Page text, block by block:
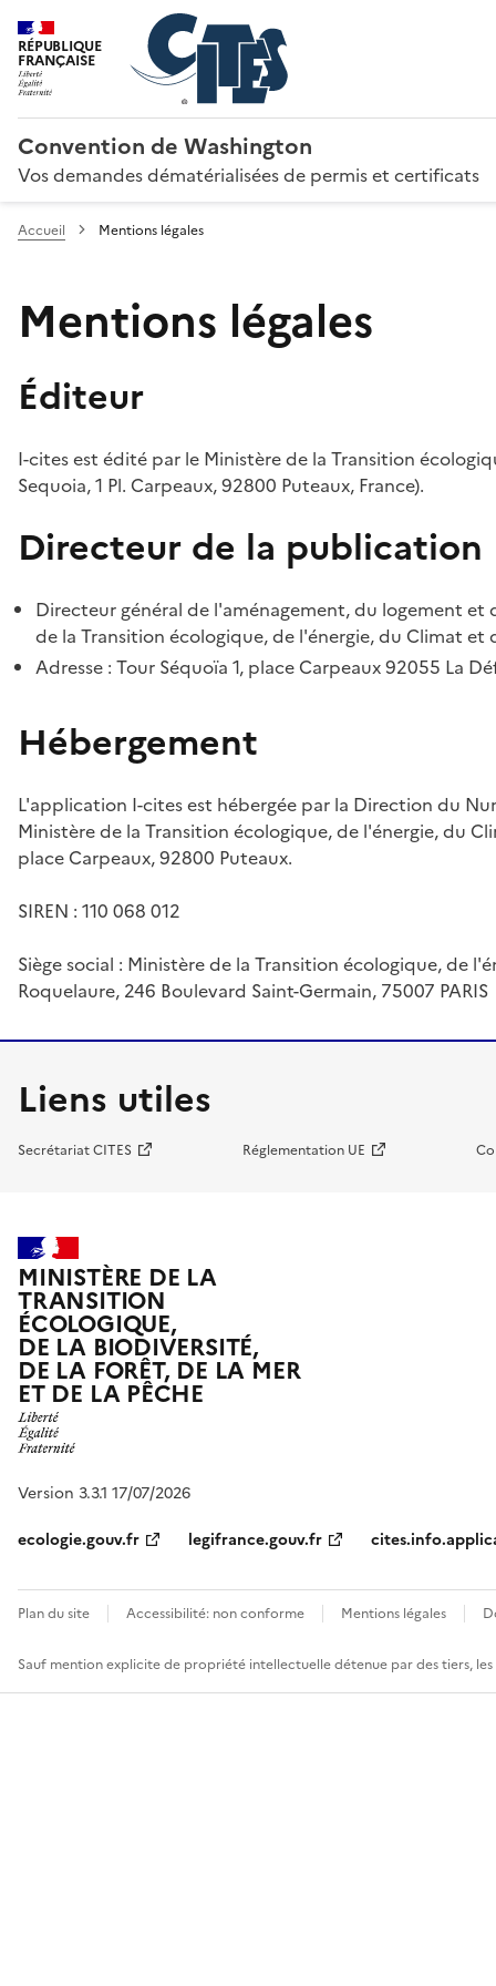
RÉPUBLIQUE
FRANÇAISE
Convention de Washington
Vos demandes dématérialisées de permis et certificats
Accueil Mentions légales
Mentions légales
Éditeur
I-cites est édité par le Ministère de la Transition
Sequoia, 1 Pl. Carpeaux, 92800 Puteaux, France).
Directeur de la publication
Directeur général de l'aménagement, du logement
de la Transition écologique, de l'énergie, du Climat et
Adresse : Tour Séquoïa 1, place Carpeaux 92055 La
Hébergement
L'application I-cites est hébergée par la Direction du
Ministère de la Transition écologique, de l'énergie, du
place Carpeaux, 92800 Puteaux.
SIREN : 110 068 012
Siège social : Ministère de la Transition écologique, de
Roquelaure, 246 Boulevard Saint-Germain, 75007 PARIS
Liens utiles
Secrétariat CITES Réglementation UE
MINISTÈRE DE LA
TRANSITION
ÉCOLOGIQUE,
DE LA BIODIVERSITÉ,
DE LA FORÊT, DE LA MER
ET DE LA PÊCHE
Version 3.3.1 17/07/2026
ecologie.gouv.fr
legifrance.gouv.fr
Plan du site Accessibilité: non conforme Mentions légales
Sauf mention explicite de propriété intellectuelle détenue par des tiers,